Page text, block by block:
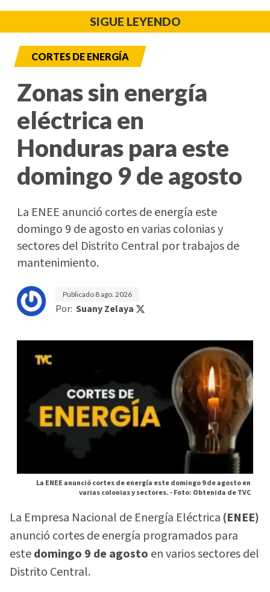
SIGUE LEYENDO
CORTES DE ENERGÍA
Zonas sin energía
eléctrica en
Honduras para este
domingo 9 de agosto
La ENEE anunció cortes de energía este
domingo 9 de agosto en varias colonias y
sectores del Distrito Central por trabajos de
mantenimiento.
Publicado 8 ago. 2026
Por: Suany Zelaya
La ENEE anunció cortes de energía este domingo 9 de agosto en
varias colonias y sectores. -Foto: Obtenida de TVC
La Empresa Nacional de Energía Eléctrica (ENEE)
anunció cortes de energía programados para
estedomingo 9 de agosto en varios sectores del
Distrito Central.